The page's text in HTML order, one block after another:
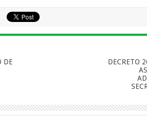
DE
DECRETO